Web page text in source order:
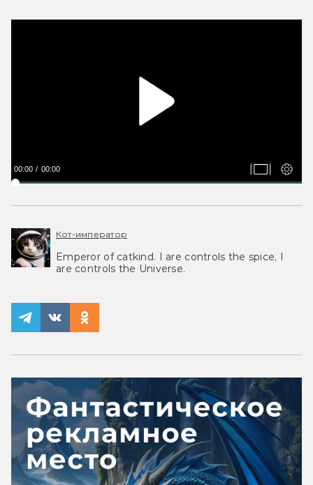
00:00 00:00
Кот-император
Emperor of catkind. I are controls the spice, I
are controls the Universe.